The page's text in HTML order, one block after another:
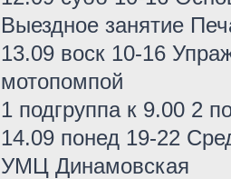
Выездное занятие
13.09 воск 10-16
мотопомпой
1 подгруппа к 9.00 2
14.09 понед 19-22
УМЦ Динамовская